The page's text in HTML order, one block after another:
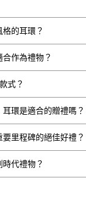
的耳環？
作為禮物？
式？
環是適合的贈禮嗎？
里程碑的絕佳好禮？
代禮物？